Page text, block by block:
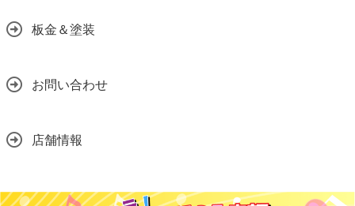
板金＆塗装
お問い合わせ
店舗情報